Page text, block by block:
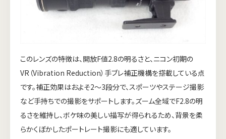
このレンズの特徴は、開放F値2.8の明るさと、ニコン初期の
VR（Vibration Reduction）手ブレ補正機構を搭載している点
です。補正効果はおよそ2〜3段分で、スポーツやステージ撮影
など手持ちでの撮影をサポートします。ズーム全域でF2.8の明
るさを維持し、ボケ味の美しい描写が得られるため、背景を柔
らかくぼかしたポートレート撮影にも適しています。